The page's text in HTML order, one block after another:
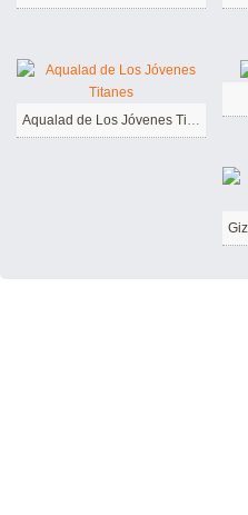
Aqualad de Los Jóvenes Titanes